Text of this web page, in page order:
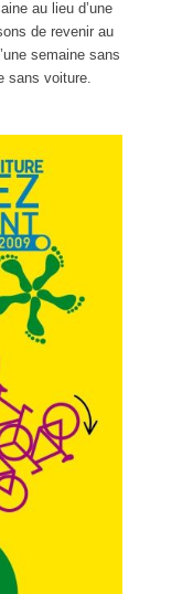
au lieu d’une
de revenir au
semaine sans
sans voiture.